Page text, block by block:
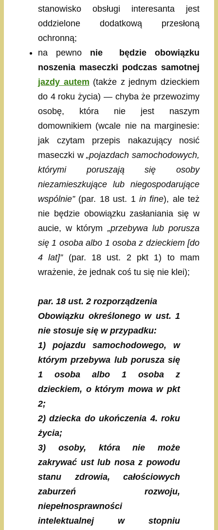
stanowisko obsługi interesanta jest
oddzielone dodatkową przesłoną
ochronną;
na pewno nie będzie obowiązku
noszenia maseczki podczas samotnej
jazdy autem (także z jednym dzieckiem
do 4 roku życia) — chyba że przewozimy
osobę, która nie jest naszym
domownikiem (wcale nie na marginesie:
jak czytam przepis nakazujący nosić
maseczki w„pojazdach samochodowych,
którymi poruszają się osoby
niezamieszkujące lub niegospodarujące
wspólnie” (par. 18 ust. 1 in fine), ale też
nie będzie obowiązku zasłaniania się w
aucie, w którym „przebywa lub porusza
się 1 osoba albo 1 osoba z dzieckiem [do
4 lat]”(par. 18 ust. 2 pkt 1) to mam
wrażenie, że jednak coś tu się nie klei);
par. 18 ust. 2 rozporządzenia
Obowiązku określonego w ust. 1
nie stosuje się w przypadku:
1) pojazdu samochodowego, w
którym przebywa lub porusza się
1 osoba albo 1 osoba z
dzieckiem, o którym mowa w pkt
2;
2) dziecka do ukończenia 4. roku
życia;
3) osoby, która nie może
zakrywać ust lub nosa z powodu
stanu zdrowia, całościowych
zaburzeń rozwoju,
niepełnosprawności
intelektualnej w stopniu